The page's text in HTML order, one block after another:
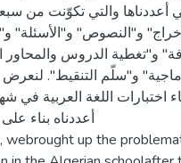
أعددناها والتي تكوّنت من
و"النصوص" و"الأسئلة"
و"تغطية الدروس والمحاور
و"سلّم التنقيط".
اختبارات اللغة العربية في
أعددناه بناء
webrought up the